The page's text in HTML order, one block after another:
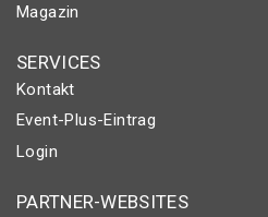
Magazin
SERVICES
Kontakt
Event-Plus-Eintrag
Login
PARTNER-WEBSITES